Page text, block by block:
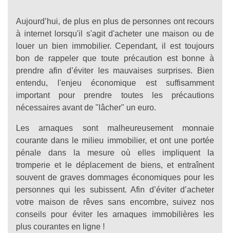
Aujourd’hui, de plus en plus de personnes ont recours
à internet lorsqu'il s'agit d'acheter une maison ou de
louer un bien immobilier. Cependant, il est toujours
bon de rappeler que toute précaution est bonne à
prendre afin d’éviter les mauvaises surprises. Bien
entendu, l'enjeu économique est suffisamment
important pour prendre toutes les précautions
nécessaires avant de "lâcher" un euro.
Les arnaques sont malheureusement monnaie
courante dans le milieu immobilier, et ont une portée
pénale dans la mesure où elles impliquent la
tromperie et le déplacement de biens, et entraînent
souvent de graves dommages économiques pour les
personnes qui les subissent. Afin d’éviter d’acheter
votre maison de rêves sans encombre, suivez nos
conseils pour éviter les arnaques immobilières les
plus courantes en ligne !